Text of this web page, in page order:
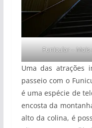
Funicular –
Uma das atrações
passeio com o
é uma espécie de
encosta da
alto da colina, é